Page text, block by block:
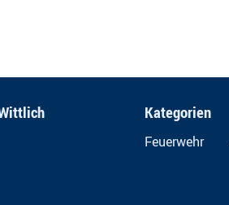
Kategorien
Feuerwehr